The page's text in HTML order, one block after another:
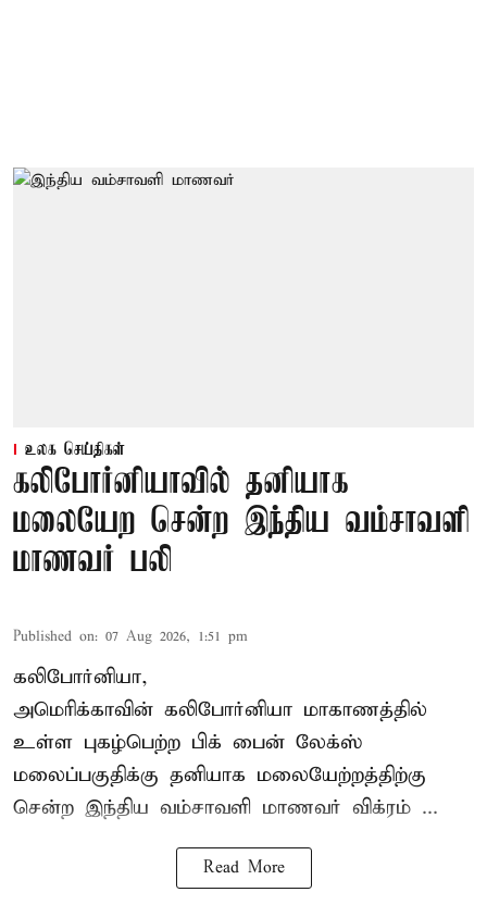
உலக செய்திகள்
கலிபோர்னியாவில் தனியாக
மலையேற சென்ற இந்திய வம்சாவளி
மாணவர் பலி
Published on: 07 Aug 2026, 1:51 pm
கலிபோர்னியா,
அமெரிக்காவின் கலிபோர்னியா மாகாணத்தில்
உள்ள புகழ்பெற்ற பிக் பைன் லேக்ஸ்
மலைப்பகுதிக்கு தனியாக மலையேற்றத்திற்கு
சென்ற இந்திய வம்சாவளி மாணவர் விக்ரம் ...
Read More